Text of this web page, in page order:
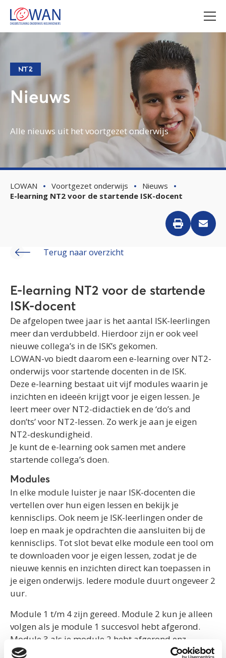
NT2
Nieuws
Alle nieuws uit het voortgezet onderwijs
LOWAN Voortgezet onderwijs
Nieuws
E-learning NT2 voor de startende ISK-docent
Terug naar overzicht
E-learning NT2 voor de startende
ISK-docent
De afgelopen twee jaar is het aantal ISK-leerlingen
meer dan verdubbeld. Hierdoor zijn er ook veel
nieuwe collega’s in de ISK’s gekomen.
LOWAN-vo biedt daarom een e-learning over NT2-
onderwijs voor startende docenten in de ISK.
Deze e-learning bestaat uit vijf modules waarin je
inzichten en ideeën krijgt voor je eigen lessen. Je
leert meer over NT2-didactiek en de ‘do’s and
don’ts’ voor NT2-lessen. Zo werk je aan je eigen
NT2-deskundigheid.
Je kunt de e-learning ook samen met andere
startende collega’s doen.
Modules
In elke module luister je naar ISK-docenten die
vertellen over hun eigen lessen en bekijk je
kennisclips. Ook neem je ISK-leerlingen onder de
loep en maak je opdrachten die aansluiten bij de
kennisclips. Tot slot bevat elke module een tool om
te downloaden voor je eigen lessen, zodat je de
nieuwe kennis en inzichten direct kan toepassen in
je eigen onderwijs. Iedere module duurt ongeveer 2
uur.
Module 1 t/m 4 zijn gereed. Module 2 kun je alleen
volgen als je module 1 succesvol hebt afgerond.
Module 3 als je module 2 hebt afgerond enz.
Voor collega’s in het vervolgonderwijs, biedt deze e-